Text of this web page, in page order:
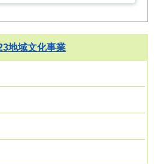
地域文化事業